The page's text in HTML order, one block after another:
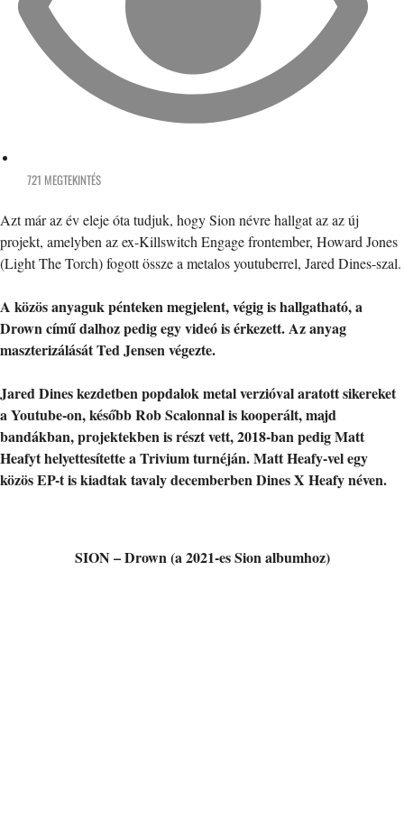
721 MEGTEKINTÉS
Azt már az év eleje óta tudjuk, hogy Sion névre hallgat az az új
projekt, amelyben az ex-Killswitch Engage frontember, Howard Jones
(Light The Torch) fogott össze a metalos youtuberrel, Jared Dines-szal.
A közös anyaguk pénteken megjelent, végig is hallgatható, a
Drown című dalhoz pedig egy videó is érkezett. Az anyag
maszterizálását Ted Jensen végezte.
Jared Dines kezdetben popdalok metal verzióval aratott sikereket
a Youtube-on, később Rob Scalonnal is kooperált, majd
bandákban, projektekben is részt vett, 2018-ban pedig Matt
Heafyt helyettesítette a Trivium turnéján. Matt Heafy-vel egy
közös EP-t is kiadtak tavaly decemberben Dines X Heafy néven.
SION – Drown (a 2021-es Sion albumhoz)